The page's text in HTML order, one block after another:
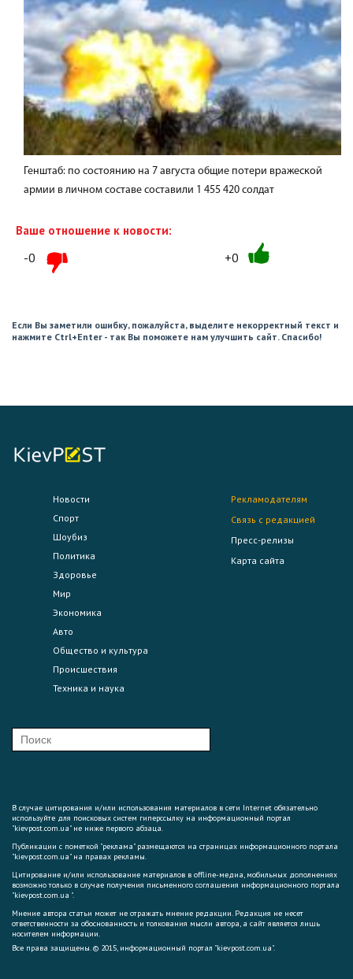
Генштаб: по состоянию на 7 августа общие потери вражеской
армии в личном составе составили 1 455 420 солдат
Ваше отношение к новости:
-0 +0
Если Вы заметили ошибку, пожалуйста, выделите некорректный текст и
нажмите Ctrl+Enter - так Вы поможете нам улучшить сайт. Спасибо!
Новости
Спорт
Шоубиз
Политика
Здоровье
Мир
Экономика
Авто
Общество и культура
Происшествия
Техника и наука
Рекламодателям
Связь с редакцией
Пресс-релизы
Карта сайта
В случае цитирования и/или использования материалов в сети Internet обязательно
используйте для поисковых систем гиперссылку на информационный портал
"kievpost.com.ua" не ниже первого абзаца.
Публикации с пометкой "реклама" размещаются на страницах информационного портала
"kievpost.com.ua" на правах рекламы.
Цитирование и/или использование материалов в offline-медиа, мобильных дополнениях
возможно только в случае получения письменного соглашения информационного портала
"kievpost.com.ua ".
Мнение автора статьи может не отражать мнение редакции. Редакция не несет
ответственности за обоснованность и толкования мысли автора, а сайт является лишь
носителем информации.
Все права защищены. © 2015, информационный портал "kievpost.com.ua".